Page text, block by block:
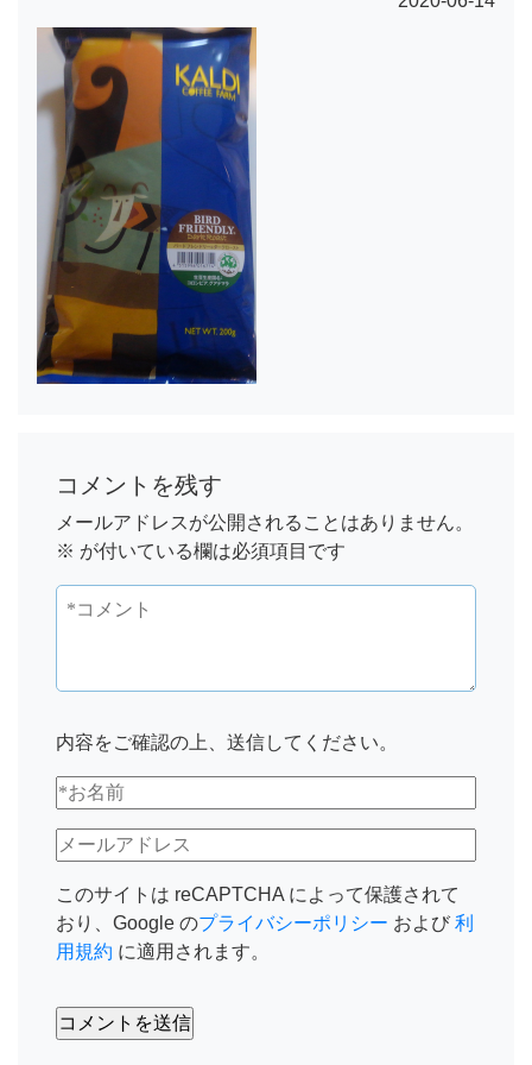
コメントを残す
メールアドレスが公開されることはありません。
※ が付いている欄は必須項目です
内容をご確認の上、送信してください。
このサイトは reCAPTCHA によって保護されて
おり、Google のプライバシーポリシー および 利
用規約 に適用されます。